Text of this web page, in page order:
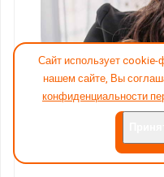
21
Сайт использует
нашем сайте, Вы
конфиденциальности